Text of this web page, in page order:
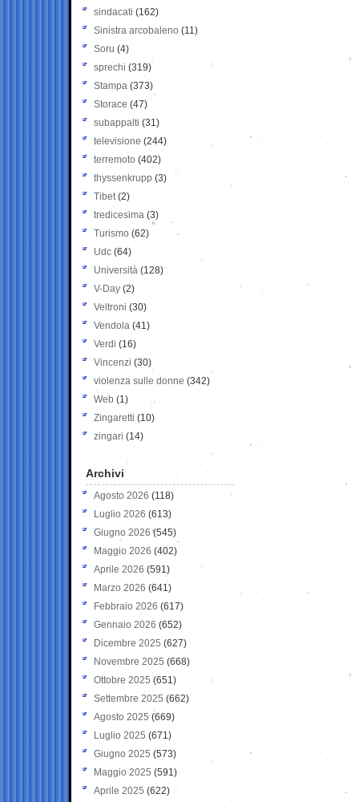
sindacati (162)
Sinistra arcobaleno (11)
Soru (4)
sprechi (319)
Stampa (373)
Storace (47)
subappalti (31)
televisione(244)
terremoto (402)
thyssenkrupp (3)
Tibet(2)
tredicesima (3)
Turismo (62)
Udc (64)
Università (128)
V-Day (2)
Veltroni (30)
Vendola (41)
Verdi (16)
Vincenzi (30)
violenza sulle donne (342)
Web (1)
Zingaretti (10)
zingari (14)
Archivi
Agosto 2026 (118)
Luglio 2026 (613)
Giugno 2026 (545)
Maggio 2026 (402)
Aprile 2026 (591)
Marzo 2026 (641)
Febbraio 2026 (617)
Gennaio 2026 (652)
Dicembre 2025 (627)
Novembre 2025 (668)
Ottobre 2025 (651)
Settembre 2025 (662)
Agosto 2025 (669)
Luglio 2025 (671)
Giugno 2025 (573)
Maggio 2025 (591)
Aprile 2025 (622)